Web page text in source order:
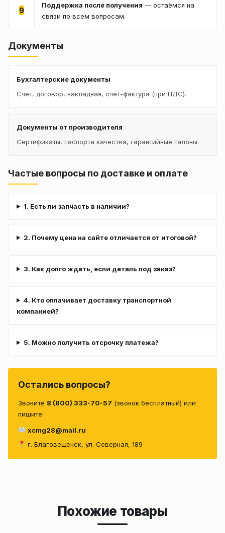
9
Поддержка после получения — остаёмся на
связи по всем вопросам.
Документы
Бухгалтерские документы
Счёт, договор, накладная, счёт-фактура (при НДС).
Документы от производителя
Сертификаты, паспорта качества, гарантийные талоны.
Частые вопросы по доставке и оплате
1. Есть ли запчасть в наличии?
2. Почему цена на сайте отличается от итоговой?
3. Как долго ждать, если деталь под заказ?
4. Кто оплачивает доставку транспортной
компанией?
5. Можно получить отсрочку платежа?
Остались вопросы?
Звоните 8 (800) 333-70-57 (звонок бесплатный) или
пишите:
xcmg28@mail.ru
г. Благовещенск, ул. Северная, 189
Похожие товары